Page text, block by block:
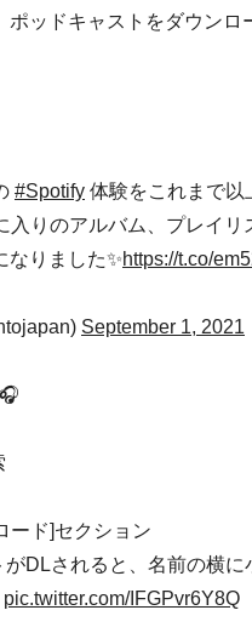
ッドキャストをダウン
#Spotify 体験をこれまで
りのアルバム、プレイ
なりました✨https://t.co/
September 1, 2021
ード]セクション
DLされると、名前の横
pic.twitter.com/IFGPvr6Y8Q